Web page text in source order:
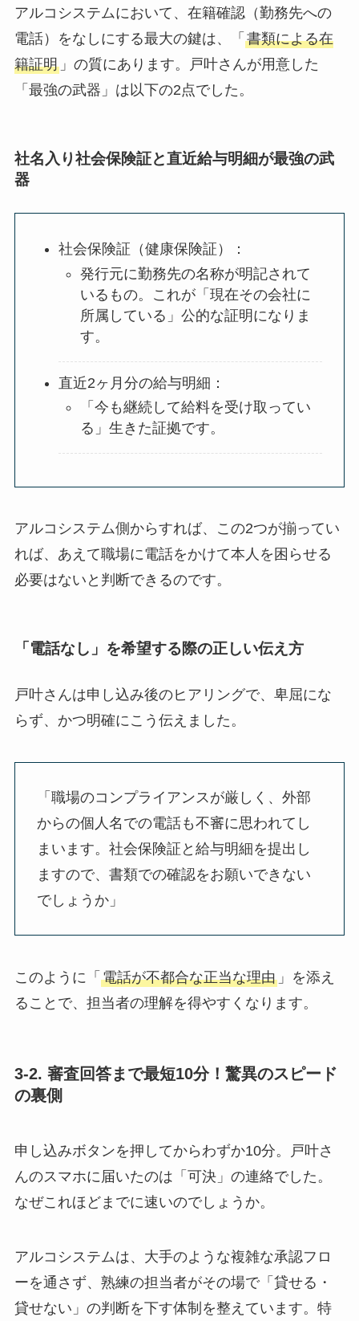
アルコシステムにおいて、在籍確認（勤務先への
電話）をなしにする最大の鍵は、「 書類による在
籍証明」の質にあります。戸叶さんが用意した
「最強の武器」は以下の2点でした。
社名入り社会保険証と直近給与明細が最強の武
器
社会保険証（健康保険証）：
発行元に勤務先の名称が明記されて
いるもの。これが「現在その会社に
所属している」公的な証明になりま
す。
直近2ヶ月分の給与明細：
「今も継続して給料を受け取ってい
る」生きた証拠です。
アルコシステム側からすれば、この2つが揃ってい
れば、あえて職場に電話をかけて本人を困らせる
必要はないと判断できるのです。
「電話なし」を希望する際の正しい伝え方
戸叶さんは申し込み後のヒアリングで、卑屈にな
らず、かつ明確にこう伝えました。
「職場のコンプライアンスが厳しく、外部
からの個人名での電話も不審に思われてし
まいます。社会保険証と給与明細を提出し
ますので、書類での確認をお願いできない
でしょうか」
このように「 電話が不都合な正当な理由」を添え
ることで、担当者の理解を得やすくなります。
3-2. 審査回答まで最短10分！驚異のスピード
の裏側
申し込みボタンを押してからわずか10分。戸叶さ
んのスマホに届いたのは「可決」の連絡でした。
なぜこれほどまでに速いのでしょうか。
アルコシステムは、大手のような複雑な承認フロ
ーを通さず、熟練の担当者がその場で「貸せる・
貸せない」の判断を下す体制を整えています。特